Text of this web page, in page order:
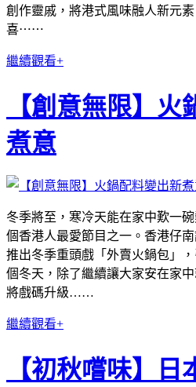
創作靈戚，將港式風味融人新元
喜⋯⋯
繼續觀看+
【創意無限】
煮意
冬季將至，寒冷天能在家中歎一
個香港人最愛節目之一。香港仔
推出冬季重頭戲「外賣火鍋包」
個冬天，除了繼續讓大家安在家
將戲碼升級……
繼續觀看+
【初秋嚐味】